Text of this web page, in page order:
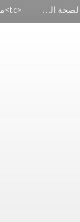
<tc>منتجات لصحة الدماغ</tc>